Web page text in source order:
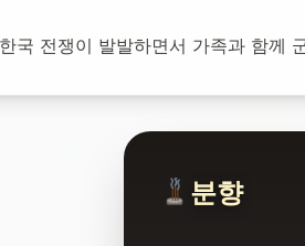
국 전쟁이 발발하면서 가족과 함께
분향